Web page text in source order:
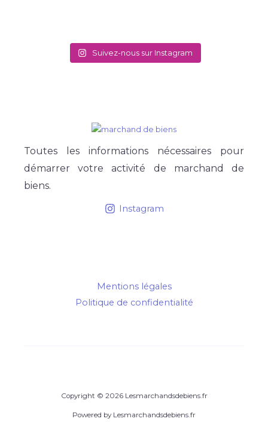
Suivez-nous sur Instagram
Toutes les informations nécessaires pour
démarrer votre activité de marchand de
biens.
Instagram
Mentions légales
Politique de confidentialité
Copyright © 2026 Lesmarchandsdebiens.fr
Powered by Lesmarchandsdebiens.fr